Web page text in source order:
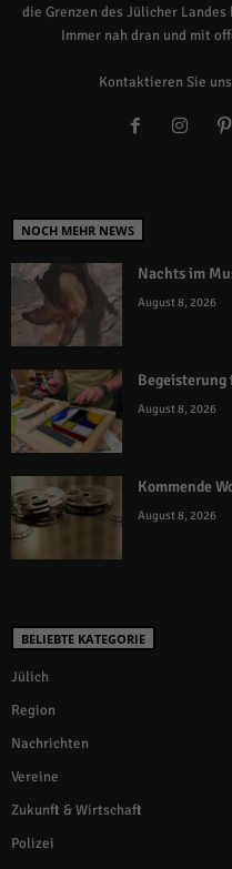
die Grenzen des Jülicher Landes
Immer nah dran und mit
Kontaktieren Sie
NOCH MEHR NEWS
Nachts im
August 8, 2026
Begeisterung
August 8, 2026
Kommende
August 8, 2026
BELIEBTE KATEGORIE
Jülich
Region
Nachrichten
Vereine
Zukunft & Wirtschaft
Polizei